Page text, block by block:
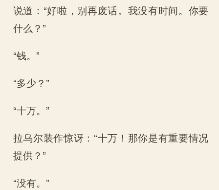
说道：“好啦，别再废话。我没有时间。你要
什么？”
“钱。”
“多少？”
“十万。”
拉乌尔装作惊讶：“十万！那你是有重要情况
提供？”
“没有。”